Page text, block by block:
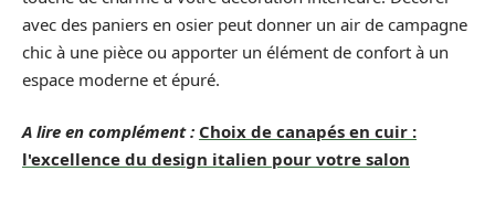
avec des paniers en osier peut donner un air de campagne
chic à une pièce ou apporter un élément de confort à un
espace moderne et épuré.
A lire en complément : Choix de canapés en cuir :
l'excellence du design italien pour votre salon